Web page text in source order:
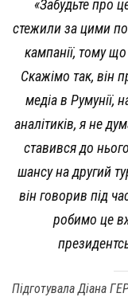
«Забудьте про
стежили за цими
кампанії, тому
Скажімо так, він
медіа в Румунії,
аналітиків, я не
ставився до
шансу на другий
він говорив під
робимо це
Підготувала Діана